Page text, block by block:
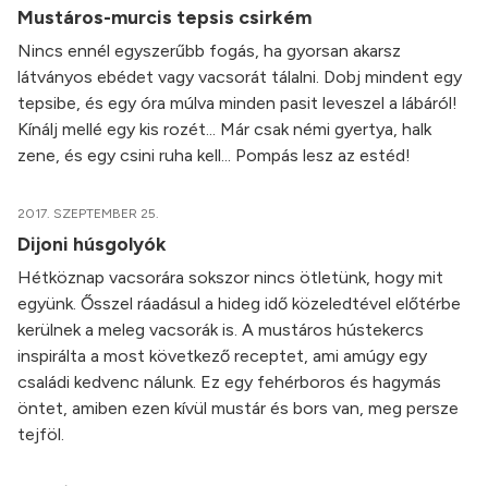
Mustáros-murcis tepsis csirkém
Nincs ennél egyszerűbb fogás, ha gyorsan akarsz
látványos ebédet vagy vacsorát tálalni. Dobj mindent egy
tepsibe, és egy óra múlva minden pasit leveszel a lábáról!
Kínálj mellé egy kis rozét... Már csak némi gyertya, halk
zene, és egy csini ruha kell... Pompás lesz az estéd!
2017. SZEPTEMBER 25.
Dijoni húsgolyók
Hétköznap vacsorára sokszor nincs ötletünk, hogy mit
együnk. Ősszel ráadásul a hideg idő közeledtével előtérbe
kerülnek a meleg vacsorák is. A mustáros hústekercs
inspirálta a most következő receptet, ami amúgy egy
családi kedvenc nálunk. Ez egy fehérboros és hagymás
öntet, amiben ezen kívül mustár és bors van, meg persze
tejföl.